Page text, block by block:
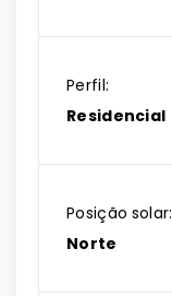
Perfil:
Residencial
Posição solar:
Norte